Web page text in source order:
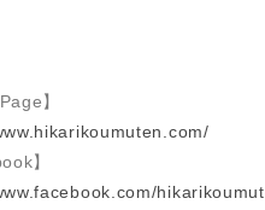
】
】